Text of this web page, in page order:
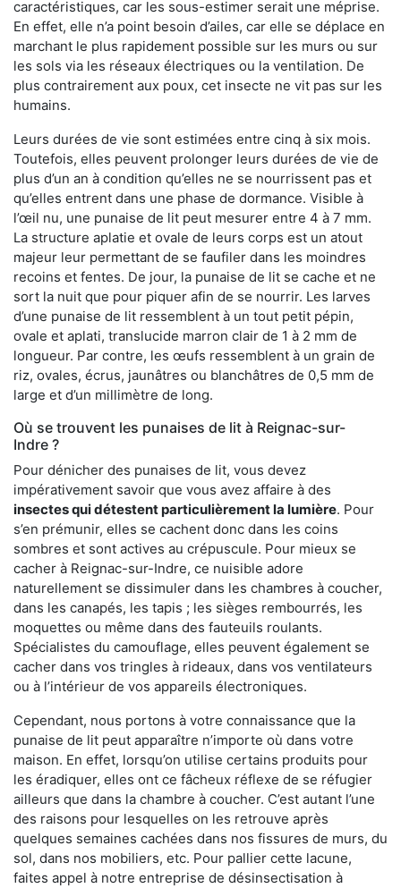
caractéristiques, car les sous-estimer serait une méprise.
En effet, elle n’a point besoin d’ailes, car elle se déplace en
marchant le plus rapidement possible sur les murs ou sur
les sols via les réseaux électriques ou la ventilation. De
plus contrairement aux poux, cet insecte ne vit pas sur les
humains.
Leurs durées de vie sont estimées entre cinq à six mois.
Toutefois, elles peuvent prolonger leurs durées de vie de
plus d’un an à condition qu’elles ne se nourrissent pas et
qu’elles entrent dans une phase de dormance. Visible à
l’œil nu, une punaise de lit peut mesurer entre 4 à 7 mm.
La structure aplatie et ovale de leurs corps est un atout
majeur leur permettant de se faufiler dans les moindres
recoins et fentes. De jour, la punaise de lit se cache et ne
sort la nuit que pour piquer afin de se nourrir. Les larves
d’une punaise de lit ressemblent à un tout petit pépin,
ovale et aplati, translucide marron clair de 1 à 2 mm de
longueur. Par contre, les œufs ressemblent à un grain de
riz, ovales, écrus, jaunâtres ou blanchâtres de 0,5 mm de
large et d’un millimètre de long.
Où se trouvent les punaises de lit à Reignac-sur-
Indre ?
Pour dénicher des punaises de lit, vous devez
impérativement savoir que vous avez affaire à des
insectes qui détestent particulièrement la lumière. Pour
s’en prémunir, elles se cachent donc dans les coins
sombres et sont actives au crépuscule. Pour mieux se
cacher à Reignac-sur-Indre, ce nuisible adore
naturellement se dissimuler dans les chambres à coucher,
dans les canapés, les tapis ; les sièges rembourrés, les
moquettes ou même dans des fauteuils roulants.
Spécialistes du camouflage, elles peuvent également se
cacher dans vos tringles à rideaux, dans vos ventilateurs
ou à l’intérieur de vos appareils électroniques.
Cependant, nous portons à votre connaissance que la
punaise de lit peut apparaître n’importe où dans votre
maison. En effet, lorsqu’on utilise certains produits pour
les éradiquer, elles ont ce fâcheux réflexe de se réfugier
ailleurs que dans la chambre à coucher. C’est autant l’une
des raisons pour lesquelles on les retrouve après
quelques semaines cachées dans nos fissures de murs, du
sol, dans nos mobiliers, etc. Pour pallier cette lacune,
faites appel à notre entreprise de désinsectisation à